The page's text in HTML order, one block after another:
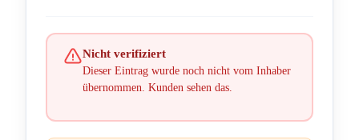
Nicht verifiziert
Dieser Eintrag wurde noch nicht vom Inhaber
übernommen. Kunden sehen das.